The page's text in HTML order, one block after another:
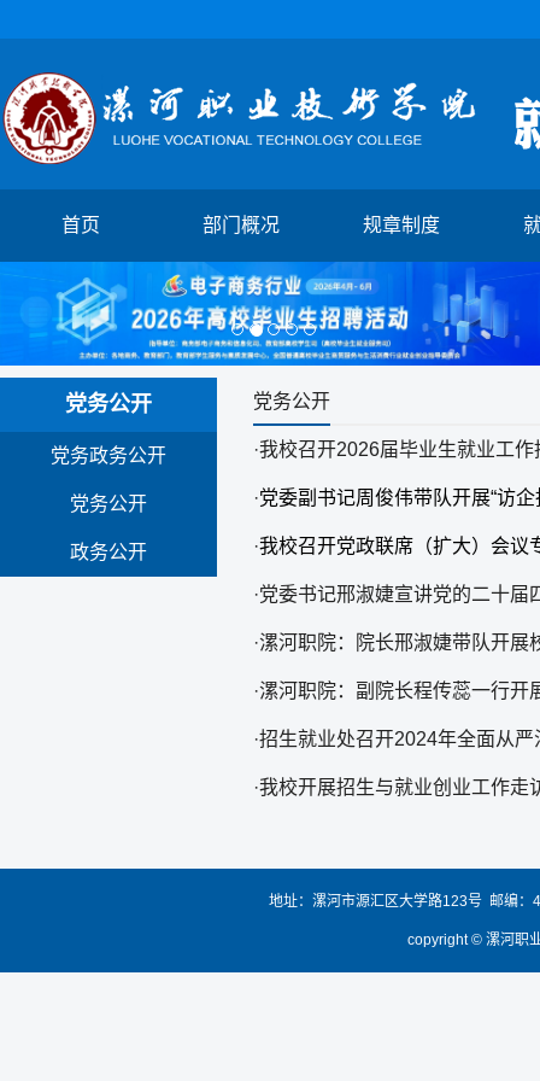
首页 部门概况 规章制度
1 2 3 4 5
党务公开
党务政务公开
党务公开
政务公开
党务公开
·我校召开2026届毕业生就业工作
·党委副书记周俊伟带队开展“访
·我校召开党政联席（扩大）会议
·党委书记邢淑婕宣讲党的二十届
·漯河职院：院长邢淑婕带队开展
·漯河职院：副院长程传蕊一行开
·招生就业处召开2024年全面从严
·我校开展招生与就业创业工作走
地址：漯河市源汇区大学路123号 邮编
copyright © 漯河职